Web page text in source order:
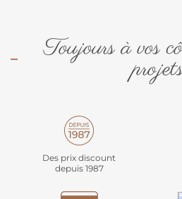
Toujours à vos
Des prix discount
depuis 1987